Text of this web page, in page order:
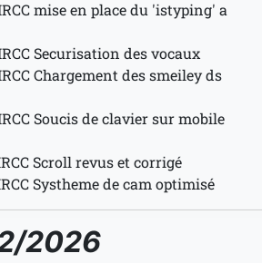
mise en place du 'istyping' a
Securisation des vocaux
Chargement des smeiley ds
Soucis de clavier sur mobile
Scroll revus et corrigé
Systheme de cam optimisé
2026